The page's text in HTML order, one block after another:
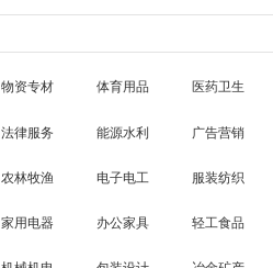
物资专材 体育用品 医药卫生
法律服务 能源水利 广告营销
农林牧渔 电子电工 服装纺织
家用电器 办公家具 轻工食品